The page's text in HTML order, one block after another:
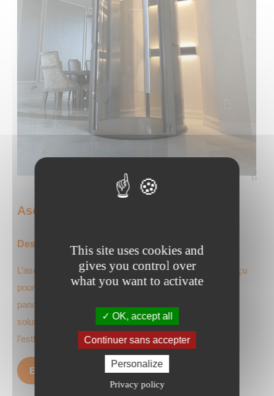
This site uses cookies and
gives you control over
what you want to activate
OK, accept all
Continuer sans accepter
Personalize
Privacy policy
Ascenseur pneumatique PVE 52
Design panoramique et technologie innovante
L’ascenseur pneumatique PVE52 est spécialement conçu
pour les personnes à mobilité réduite. Avec son design
panoramique et sa technologie innovante, il offre une
solution d’accessibilité élégante sans compromettre
l’esthétique de…
En savoir plus